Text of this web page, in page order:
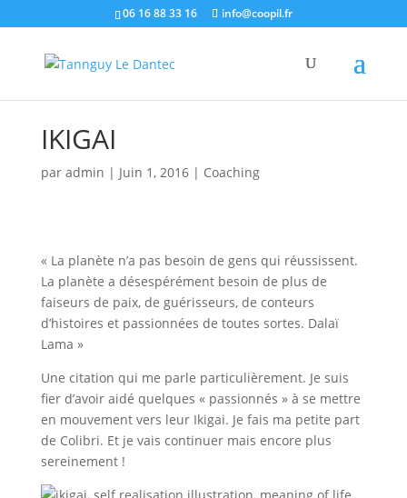
06 16 88 33 16 info@coopil.fr
IKIGAI
par admin | Juin 1, 2016| Coaching
« La planète n’a pas besoin de gens qui réussissent.
La planète a désespérément besoin de plus de
faiseurs de paix, de guérisseurs, de conteurs
d’histoires et passionnées de toutes sortes. Dalaï
Lama »
Une citation qui me parle particulièrement. Je suis
fier d’avoir aidé quelques « passionnés » à se mettre
en mouvement vers leur Ikigai. Je fais ma petite part
de Colibri. Et je vais continuer mais encore plus
sereinement !